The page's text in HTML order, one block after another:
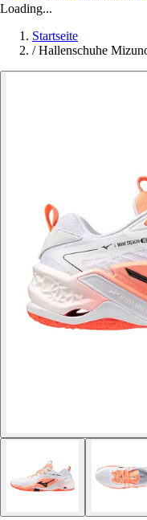
Loading...
Startseite
/ Hallenschuhe